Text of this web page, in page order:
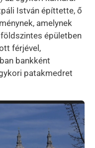
István építtette, ő
amelynek
épületben
férjével,
bankként
patakmedret